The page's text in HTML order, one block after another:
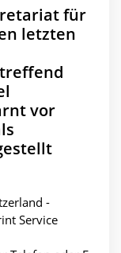
für
letzten
vor
-
Service